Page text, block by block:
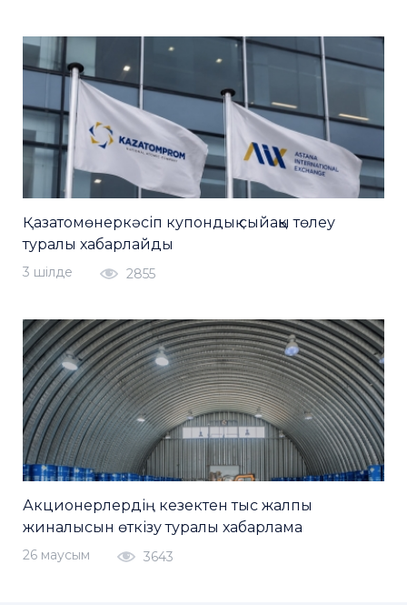
Қазатомөнеркәсіп купондық сыйақы төлеу
туралы хабарлайды
3 шiлде 2855
Акционерлердің кезектен тыс жалпы
жиналысын өткізу туралы хабарлама
26 маусым 3643